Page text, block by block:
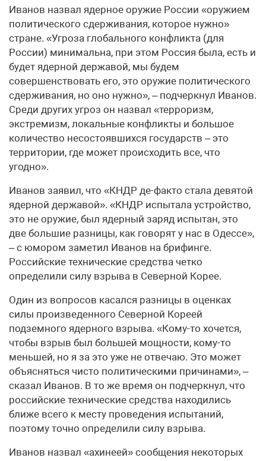
Иванов назвал ядерное оружие России «оружием
политического сдерживания, которое нужно»
стране. «Угроза глобального конфликта (для
России) минимальна, при этом Россия была, есть и
будет ядерной державой, мы будем
совершенствовать его, это оружие политического
сдерживания, но оно нужно», – подчеркнул Иванов.
Среди других угроз он назвал «терроризм,
экстремизм, локальные конфликты и большое
количество несостоявшихся государств – это
территории, где может происходить все, что
угодно».
Иванов заявил, что «КНДР де-факто стала девятой
ядерной державой». «КНДР испытала устройство,
это не оружие, был ядерный заряд испытан, это
две большие разницы, как говорят у нас в Одессе»,
– с юмором заметил Иванов на брифинге.
Российские технические средства четко
определили силу взрыва в Северной Корее.
Один из вопросов касался разницы в оценках
силы произведенного Северной Кореей
подземного ядерного взрыва. «Кому-то хочется,
чтобы взрыв был большей мощности, кому-то
меньшей, но я за это уже не отвечаю. Это может
объясняться чисто политическими причинами», –
сказал Иванов. В то же время он подчеркнул, что
российские технические средства находились
ближе всего к месту проведения испытаний,
поэтому точно определили силу взрыва.
Иванов назвал «ахинеей» сообщения некоторых